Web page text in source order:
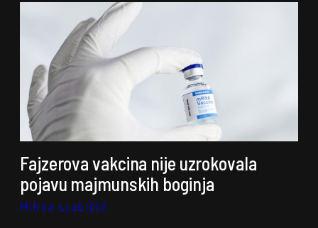
Fajzerova vakcina nije uzrokovala
pojavu majmunskih boginja
Milica Ljubičić